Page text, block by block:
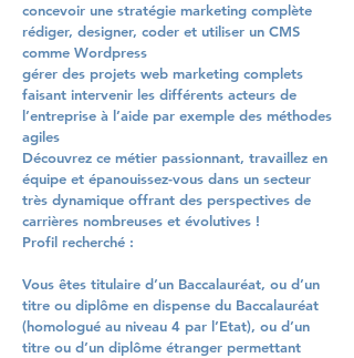
concevoir une stratégie marketing complète
rédiger, designer, coder et utiliser un CMS
comme Wordpress
gérer des projets web marketing complets
faisant intervenir les différents acteurs de
l’entreprise à l’aide par exemple des méthodes
agiles
Découvrez ce métier passionnant, travaillez en
équipe et épanouissez-vous dans un secteur
très dynamique offrant des perspectives de
carrières nombreuses et évolutives !
Profil recherché :
Vous êtes titulaire d’un Baccalauréat, ou d’un
titre ou diplôme en dispense du Baccalauréat
(homologué au niveau 4 par l’Etat), ou d’un
titre ou d’un diplôme étranger permettant